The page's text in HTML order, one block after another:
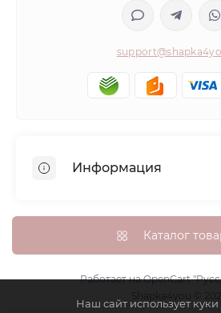
Информация
Доставка, оплата и бонусные
Гарантия возврата
Политика
Контакты
Каталог
Работает наOpenCart
Наш сайт использует куки